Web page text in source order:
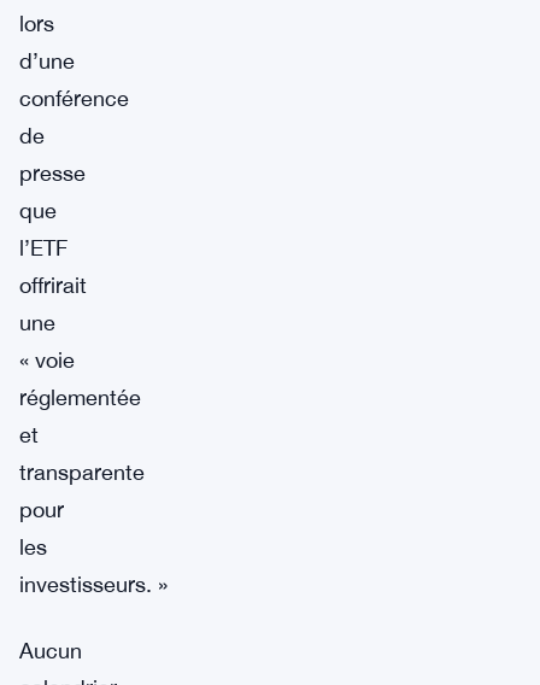
lors
d’une
conférence
de
presse
que
l’ETF
offrirait
une
« voie
réglementée
et
transparente
pour
les
investisseurs. »
Aucun